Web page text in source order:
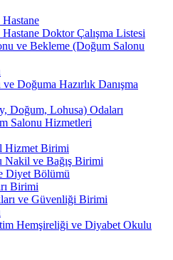
Doktor Çalışma Listesi
ve Bekleme (Doğum Salonu
Doğuma Hazırlık Danışma
Doğum, Lohusa) Odaları
Salonu Hizmetleri
Hizmet Birimi
Nakil ve Bağış Birimi
Diyet Bölümü
Birimi
ve Güvenliği Birimi
Hemşireliği ve Diyabet Okulu